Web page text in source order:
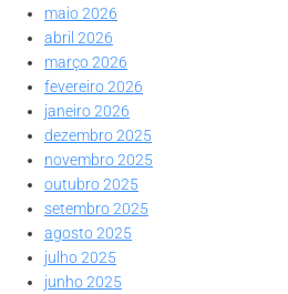
maio 2026
abril 2026
março 2026
fevereiro 2026
janeiro 2026
dezembro 2025
novembro 2025
outubro 2025
setembro 2025
agosto 2025
julho 2025
junho 2025